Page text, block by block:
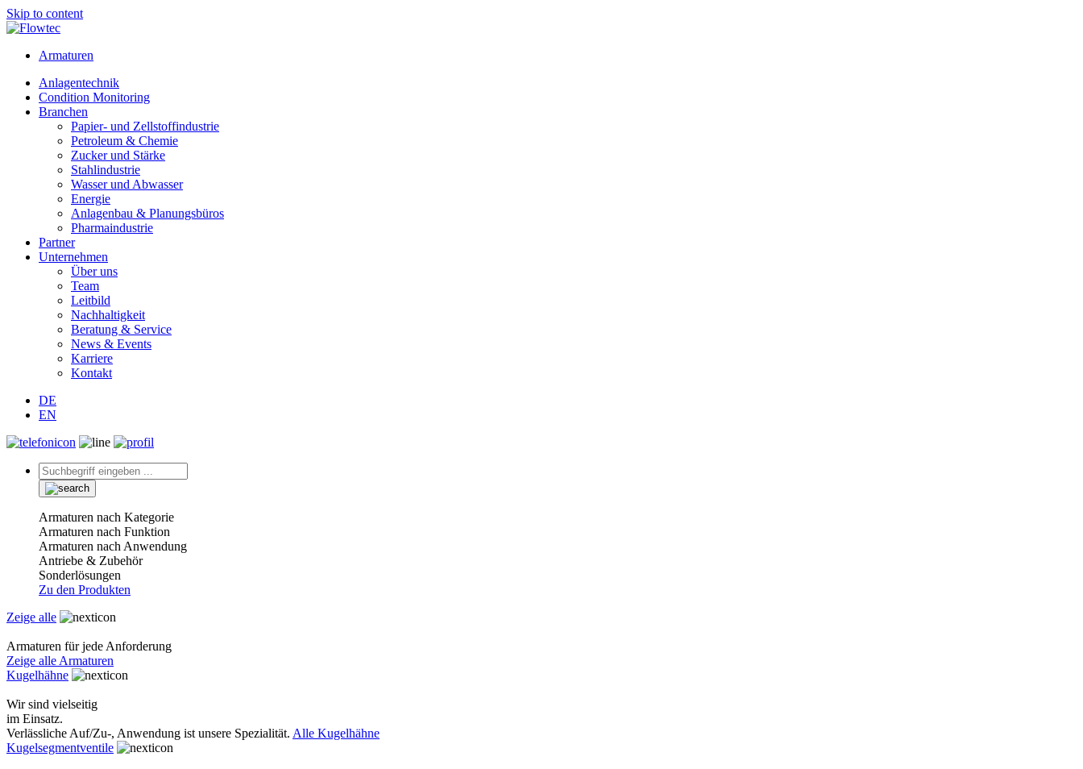
Skip to content
Armaturen
Anlagentechnik
Condition Monitoring
Branchen
Papier- und Zellstoffindustrie
Petroleum & Chemie
Zucker und Stärke
Stahlindustrie
Wasser und Abwasser
Energie
Anlagenbau & Planungsbüros
Pharmaindustrie
Partner
Unternehmen
Über uns
Team
Leitbild
Nachhaltigkeit
Beratung & Service
News & Events
Karriere
Kontakt
DE
EN
Armaturen nach Kategorie
Armaturen nach Funktion
Armaturen nach Anwendung
Antriebe & Zubehör
Sonderlösungen
Zu den Produkten
Zeige alle
Armaturen für jede Anforderung
Zeige alle Armaturen
Kugelhähne
Wir sind vielseitig
im Einsatz.
Verlässliche Auf/Zu-, Anwendung ist unsere Spezialität. Alle Kugelhähne
Kugelsegmentventile